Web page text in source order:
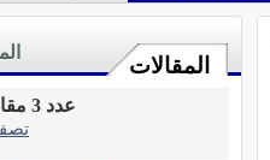
المقالات
عدد 3 مقال تحت تصنيف